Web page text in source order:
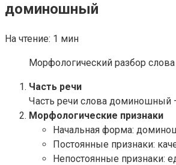
доминошный
На чтение: 1 мин
Морфологический разбор
Часть речи
Часть речи слова доминошный
Морфологические признаки
Начальная форма:
Постоянные признаки:
Непостоянные признаки: